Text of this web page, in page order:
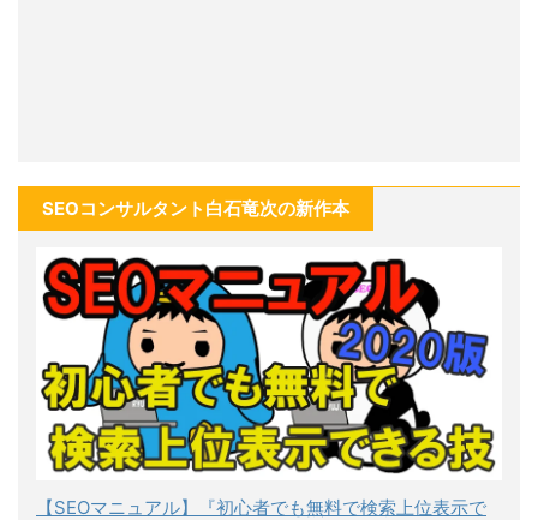
SEOコンサルタント白石竜次の新作本
【SEOマニュアル】『初心者でも無料で検索上位表示で